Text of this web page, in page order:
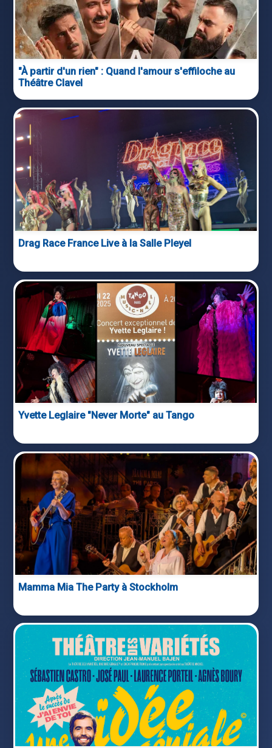
"À partir d'un rien" : Quand l'amour s'effiloche au
Théâtre Clavel
Drag Race France Live à la Salle Pleyel
Yvette Leglaire "Never Morte" au Tango
Mamma Mia The Party à Stockholm